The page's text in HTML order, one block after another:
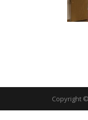
Copyright